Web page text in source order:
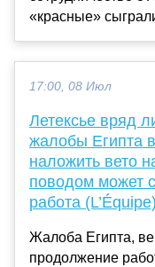
«красные»
17:00, 08 Июл
Летексье вряд
жалобы Египта
наложить вето
поводом может
работа (L’Équipe)
Жалоба Египта,
продолжение